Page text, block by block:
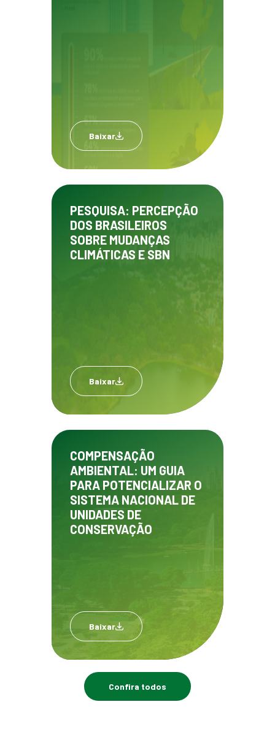
Baixar
PESQUISA: PERCEPÇÃO
DOS BRASILEIROS
SOBRE MUDANÇAS
CLIMÁTICAS E SBN
Baixar
COMPENSAÇÃO
AMBIENTAL: UM GUIA
PARA POTENCIALIZAR O
SISTEMA NACIONAL DE
UNIDADES DE
CONSERVAÇÃO
Baixar
Confira todos